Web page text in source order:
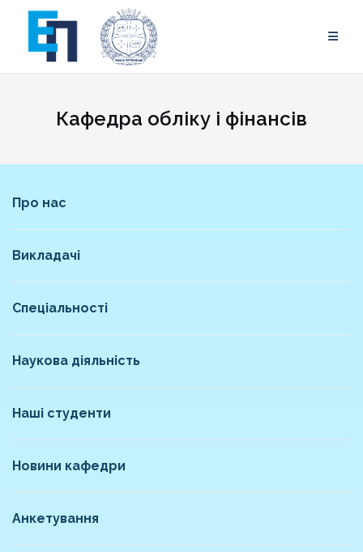
content
Кафедра обліку і фінансів
Про нас
Викладачі
Спеціальності
Наукова діяльність
Наші студенти
Новини кафедри
Анкетування